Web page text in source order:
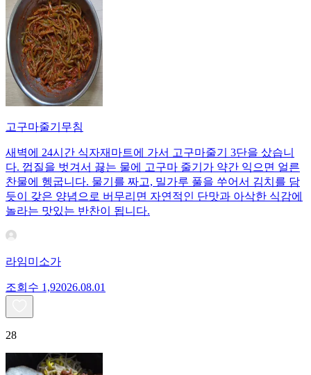
고구마줄기무침
새벽에 24시간 식자재마트에 가서 고구마줄기 3단을 샀습니
다. 껍질을 벗겨서 끓는 물에 고구마 줄기가 약간 익으면 얼른
찬물에 헹굽니다. 물기를 짜고, 밀가루 풀을 쑤어서 김치를 담
듯이 갖은 양념으로 버무리면 자연적인 단맛과 아삭한 식감에
놀라는 맛있는 반찬이 됩니다.
라임미소가
조회수 1,92026.08.01
28